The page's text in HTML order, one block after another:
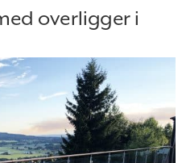
overligger i